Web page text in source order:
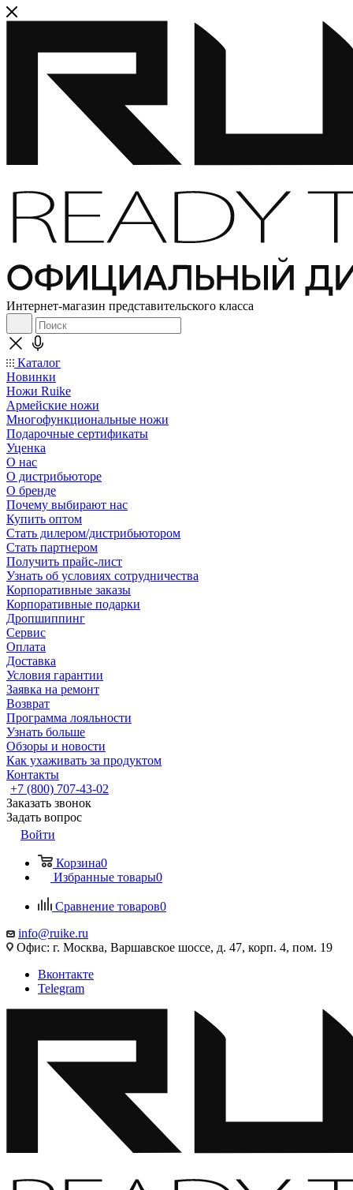
Интернет-магазин представительского класса
Каталог
Новинки
Ножи Ruike
Армейские ножи
Многофункциональные ножи
Подарочные сертификаты
Уценка
О нас
О дистрибьюторе
О бренде
Почему выбирают нас
Купить оптом
Стать дилером/дистрибьютором
Стать партнером
Получить прайс-лист
Узнать об условиях сотрудничества
Корпоративные заказы
Корпоративные подарки
Дропшиппинг
Сервис
Оплата
Доставка
Условия гарантии
Заявка на ремонт
Возврат
Программа лояльности
Узнать больше
Обзоры и новости
Как ухаживать за продуктом
Контакты
+7 (800) 707-43-02
Заказать звонок
Задать вопрос
Войти
Корзина0
Избранные товары0
Сравнение товаров0
info@ruike.ru
Офис: г. Москва, Варшавское шоссе, д. 47, корп. 4, пом. 19
Вконтакте
Telegram